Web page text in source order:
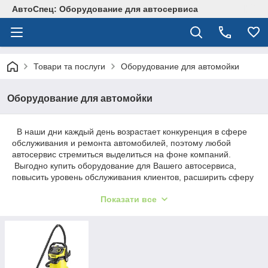
АвтоСпец: Оборудование для автосервиса
Товари та послуги Оборудование для автомойки
Оборудование для автомойки
В наши дни каждый день возрастает конкуренция в сфере
обслуживания и ремонта автомобилей, поэтому любой
автосервис стремиться выделиться на фоне компаний.
Выгодно купить оборудование для Вашего автосервиса,
повысить уровень обслуживания клиентов, расширить сферу
моменты для успешно развивающегося бизнеса.
потребителей с самыми различными возможностями. Купить
автомоечное оборудование недорого помогут Вам
высококвалифированные менеджер-консультатнты нашей
компании. Помогут сделать правильный выбор,
Показати все